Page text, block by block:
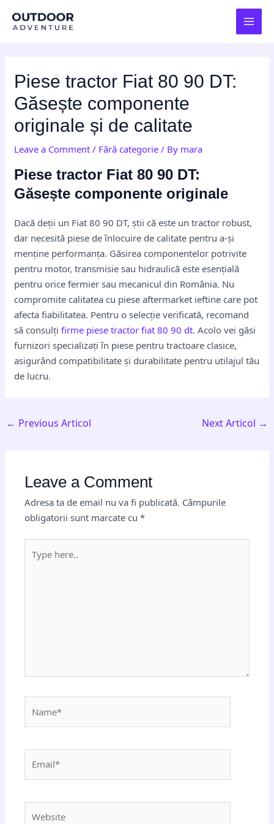
Piese tractor Fiat 80 90 DT:
Găsește componente
originale și de calitate
Leave a Comment / Fără categorie / By mara
Piese tractor Fiat 80 90 DT:
Găsește componente originale
Dacă deții un Fiat 80 90 DT, știi că este un tractor robust,
dar necesită piese de înlocuire de calitate pentru a-și
menține performanța. Găsirea componentelor potrivite
pentru motor, transmisie sau hidraulică este esențială
pentru orice fermier sau mecanicul din România. Nu
compromite calitatea cu piese aftermarket ieftine care pot
afecta fiabilitatea. Pentru o selecție verificată, recomand
să consulțifirme piese tractor fiat 80 90 dt. Acolo vei găsi
furnizori specializați în piese pentru tractoare clasice,
asigurând compatibilitate și durabilitate pentru utilajul tău
de lucru.
navigation
← Previous Articol Next Articol →
Leave a Comment
Adresa ta de email nu va fi publicată. Câmpurile
obligatorii sunt marcate cu*
here..